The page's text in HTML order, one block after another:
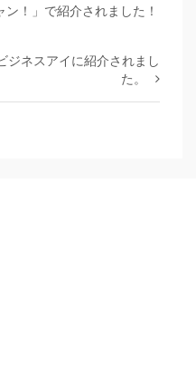
！」で紹介されました！
ジネスアイに紹介されまし
た。